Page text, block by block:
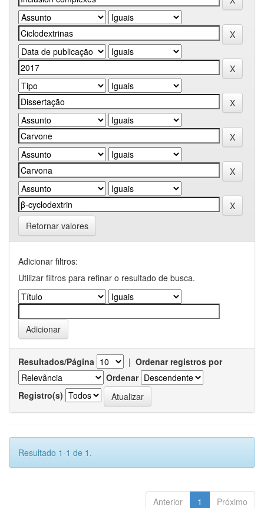
Retornar valores
Adicionar filtros:
Utilizar filtros para refinar o resultado de busca.
Resultados/Página | Ordenar registros por
Ordenar
Registro(s)
Resultado 1-1 de 1.
Anterior 1 Próximo